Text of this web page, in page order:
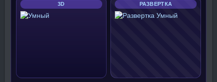
3D РАЗВЕРТКА